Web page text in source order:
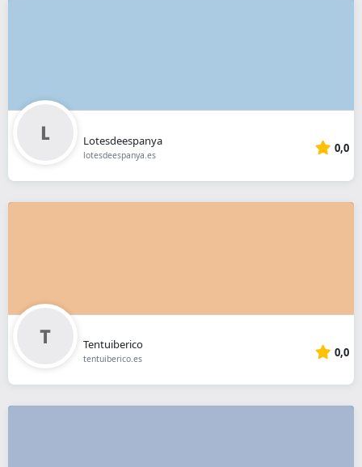
Lotesdeespanya
lotesdeespanya.es 0,0
Tentuiberico
tentuiberico.es 0,0